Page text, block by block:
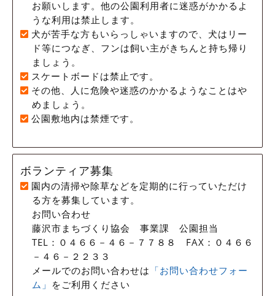
お願いします。他の公園利用者に迷惑がかかるよ
うな利用は禁止します。
犬が苦手な方もいらっしゃいますので、犬はリー
ド等につなぎ、フンは飼い主がきちんと持ち帰り
ましょう。
スケートボードは禁止です。
その他、人に危険や迷惑のかかるようなことはや
めましょう。
公園敷地内は禁煙です。
ボランティア募集
園内の清掃や除草などを定期的に行っていただけ
る方を募集しています。
お問い合わせ
藤沢市まちづくり協会 事業課 公園担当
TEL：０４６６－４６－７７８８ FAX：０４６６
－４６－２２３３
メールでのお問い合わせは 「お問い合わせフォー
ム」 をご利用ください